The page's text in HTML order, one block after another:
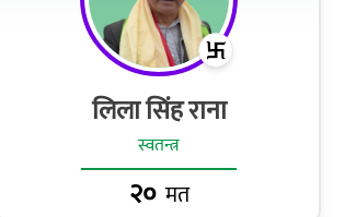
लिला सिंह राना
स्वतन्त्र
२० मत